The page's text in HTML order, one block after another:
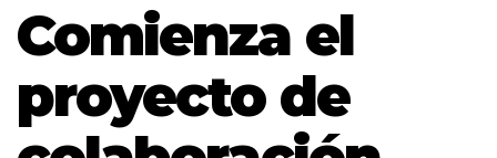
Comienza el
proyecto de